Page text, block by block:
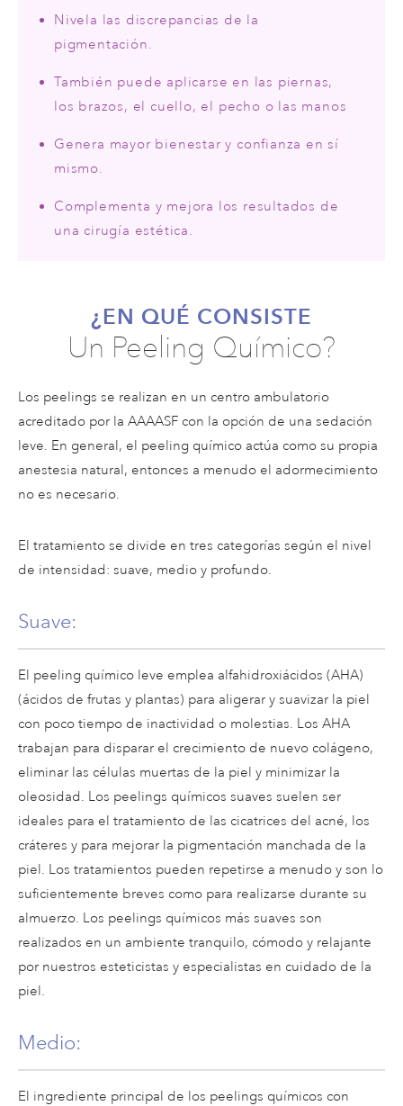
Nivela las discrepancias de la
pigmentación.
También puede aplicarse en las piernas,
los brazos, el cuello, el pecho o las manos
Genera mayor bienestar y confianza en sí
mismo.
Complementa y mejora los resultados de
una cirugía estética.
¿EN QUÉ CONSISTE
Un Peeling Químico?
Los peelings se realizan en un centro ambulatorio
acreditado por la AAAASF con la opción de una sedación
leve. En general, el peeling químico actúa como su propia
anestesia natural, entonces a menudo el adormecimiento
no es necesario.
El tratamiento se divide en tres categorías según el nivel
de intensidad: suave, medio y profundo.
Suave:
El peeling químico leve emplea alfahidroxiácidos (AHA)
(ácidos de frutas y plantas) para aligerar y suavizar la piel
con poco tiempo de inactividad o molestias. Los AHA
trabajan para disparar el crecimiento de nuevo colágeno,
eliminar las células muertas de la piel y minimizar la
oleosidad. Los peelings químicos suaves suelen ser
ideales para el tratamiento de las cicatrices del acné, los
cráteres y para mejorar la pigmentación manchada de la
piel. Los tratamientos pueden repetirse a menudo y son lo
suficientemente breves como para realizarse durante su
almuerzo. Los peelings químicos más suaves son
realizados en un ambiente tranquilo, cómodo y relajante
por nuestros esteticistas y especialistas en cuidado de la
piel.
Medio:
El ingrediente principal de los peelings químicos con